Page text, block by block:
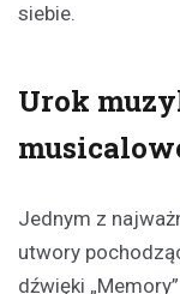
siebie.
Urok
Jednym z
utwory
dźwięki